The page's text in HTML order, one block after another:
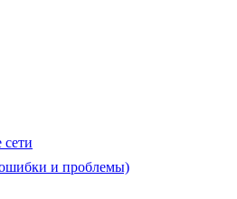
сети
и проблемы)